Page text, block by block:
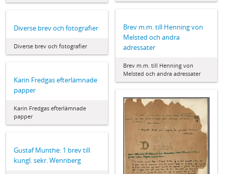
Brev m.m. till Henning von
Melsted och andra
adressater
Brev m.m. till Henning von
Melsted och andra adressater
Diverse brev och fotografier
Diverse brev och fotografier
Karin Fredgas efterlämnade
papper
Karin Fredgas efterlämnade
papper
Gustaf Munthe: 1 brev till
kungl. sekr. Wennberg